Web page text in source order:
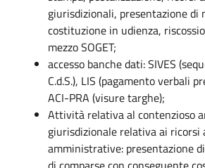
giurisdizionali, presentazione di
costituzione in udienza,
mezzo SOGET;
accesso banche dati: SIVES
C.d.S.), LIS (pagamento verbali
ACI-PRA (visure targhe);
Attività relativa al contenzioso
giurisdizionale relativa ai ricorsi
amministrative: presentazione